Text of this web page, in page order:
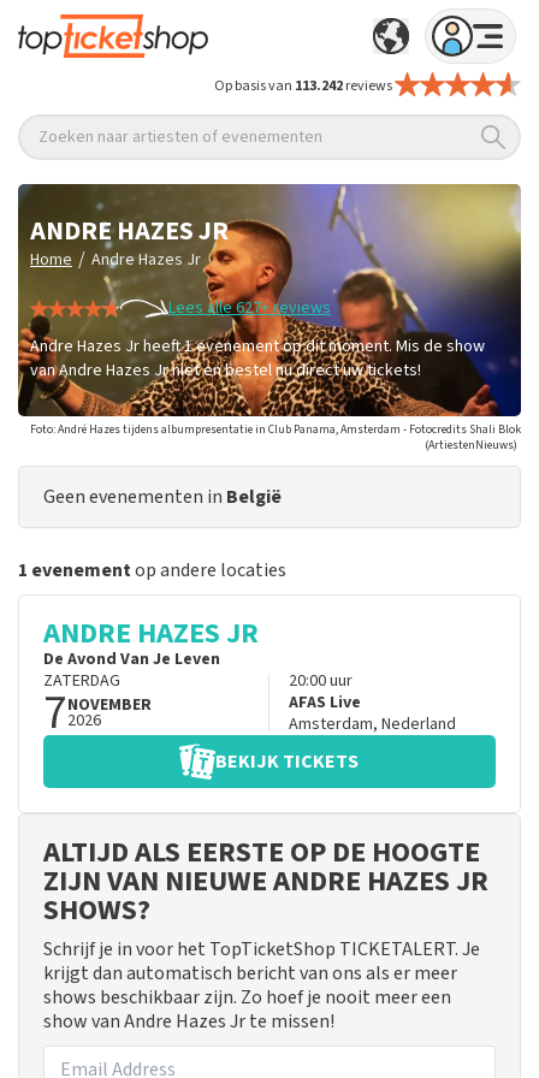
Op basis van 113.242reviews
Zoeken naar artiesten of evenementen
ANDRE HAZES JR
Home / Andre Hazes Jr
Lees alle 627+ reviews
Andre Hazes Jr heeft 1 evenement op dit moment. Mis de show
van Andre Hazes Jr niet en bestel nu direct uw tickets!
Foto: André Hazes tijdens albumpresentatie in Club Panama, Amsterdam - Fotocredits Shali Blok
(ArtiestenNieuws)
Geen evenementen in België
1 evenementop andere locaties
ANDRE HAZES JR
De Avond Van Je Leven
ZATERDAG
7NOVEMBER
2026
20:00uur
AFAS Live
Amsterdam, Nederland
BEKIJK TICKETS
ALTIJD ALS EERSTE OP DE HOOGTE
ZIJN VAN NIEUWE ANDRE HAZES JR
SHOWS?
Schrijf je in voor het TopTicketShop TICKETALERT. Je
krijgt dan automatisch bericht van ons als er meer
shows beschikbaar zijn. Zo hoef je nooit meer een
show van Andre Hazes Jr te missen!